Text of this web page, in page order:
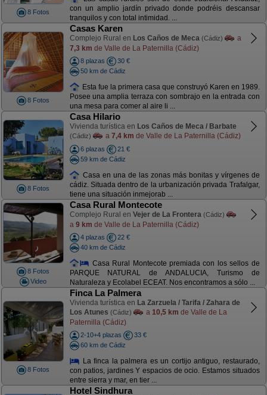
8 Fotos
con un amplio jardín privado donde podréis descansar
tranquilos y con total intimidad. ...
8 Fotos
Casas Karen
Complejo Rural en Los Caños de Meca (Cádiz)
a
7,3 km de Valle de La Paternilla (Cádiz)
8 plazas
30 €
50 km de Cádiz
Esta fue la primera casa que construyó Karen en 1989.
Posee una amplia terraza con sombrajo en la entrada con
una mesa para comer al aire li ...
8 Fotos
Casa Hilario
Vivienda turística en Los Caños de Meca / Barbate
(Cádiz) a 7,4 km de Valle de La Paternilla (Cádiz)
6 plazas
21 €
59 km de Cádiz
Casa en una de las zonas más bonitas y vírgenes de
cádiz. Situada dentro de la urbanización privada Trafalgar,
tiene una situación inmejorab ...
8 Fotos
Video
Casa Rural Montecote
Complejo Rural en Vejer de La Frontera (Cádiz)
a 9 km de Valle de La Paternilla (Cádiz)
4 plazas
22 €
40 km de Cádiz
Casa Rural Montecote premiada con los sellos de
PARQUE NATURAL de ANDALUCIA, Turismo de
Naturaleza y Ecolabel ECEAT. Nos encontramos a sólo ...
8 Fotos
Finca La Palmera
Vivienda turística en La Zarzuela / Tarifa / Zahara de
Los Atunes (Cádiz) a 10,5 km de Valle de La
Paternilla (Cádiz)
2-10+4 plazas
33 €
60 km de Cádiz
La finca la palmera es un cortijo antiguo, restaurado,
con patios, jardines Y espacios de ocio. Estamos situados
entre sierra y mar, en tier ...
Hotel Sindhura